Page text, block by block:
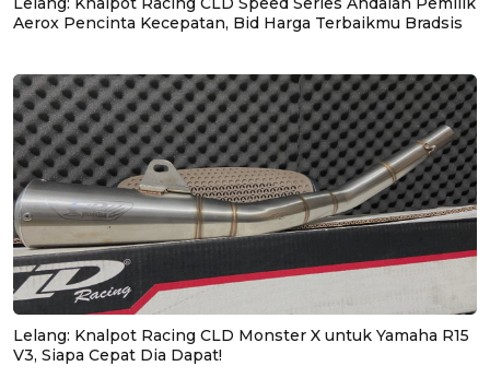
Aerox Pencinta Kecepatan, Bid Harga Terbaikmu Bradsis
Lelang: Knalpot Racing CLD Monster X untuk Yamaha R15
V3, Siapa Cepat Dia Dapat!